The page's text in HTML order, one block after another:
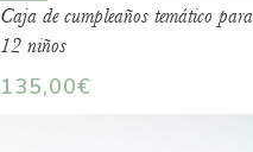
Caja de cumpleaños temático para
12 niños
135,00€